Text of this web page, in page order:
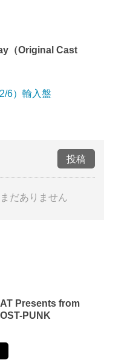
（Original Cast
6）輸入盤
投稿
だありません
Presents from
PUNK